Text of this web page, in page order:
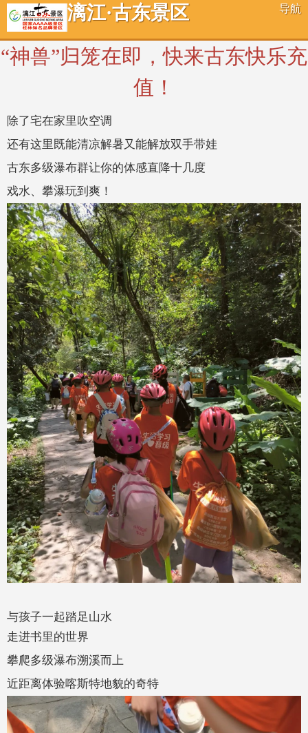
漓江·古东景区 导航
“神兽”归笼在即，快来古东快乐充
值！
除了宅在家里吹空调
还有这里既能清凉解暑又能解放双手带娃
古东多级瀑布群让你的体感直降十几度
戏水、攀瀑玩到爽！
与孩子一起踏足山水
走进书里的世界
攀爬多级瀑布溯溪而上
近距离体验喀斯特地貌的奇特